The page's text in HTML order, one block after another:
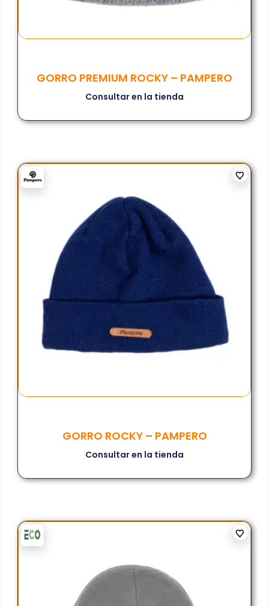
GORRO PREMIUM ROCKY – PAMPERO
Consultar en la tienda
GORRO ROCKY – PAMPERO
Consultar en la tienda